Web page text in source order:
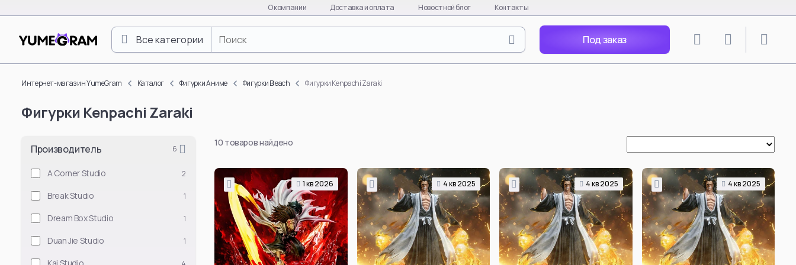
О компании Доставка и оплата Новостной блог Контакты
Все категории
Под заказ
One Piece
Nico Robin
Yamato
Doflamingo Donquixote
Portgas D. Ace
Tony Tony Chopper
Смотреть все
Naruto
Hatake Kakashi
Uchiha Obito
Deidara
Hoshigaki Kisame
Смотреть все
Evangelion
EVA-02
Makinami Mari
all characters
EVA
Смотреть все
SPY X FAMILY
Becky Blackbell
Anya Forger Bond Forger
Yor Forger cos Silksong Hornet
Tsunade
Смотреть все
Интернет-магазин YumeGram Каталог Фигурки Аниме Фигурки Bleach Фигурки Kenpachi Zaraki
Фигурки Kenpachi Zaraki
Производитель 6
A Corner Studio 2
Break Studio 1
Dream Box Studio 1
Duan Jie Studio 1
10 товаров найдено
1 кв 2026 4 кв 2025 4 кв 2025 4 кв 2025